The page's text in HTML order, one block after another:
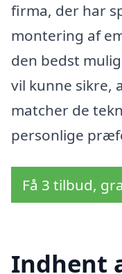
firma, der har
montering af
den bedst
vil kunne sikre,
matcher de
personlige
Få 3 tilbud,
Indhent